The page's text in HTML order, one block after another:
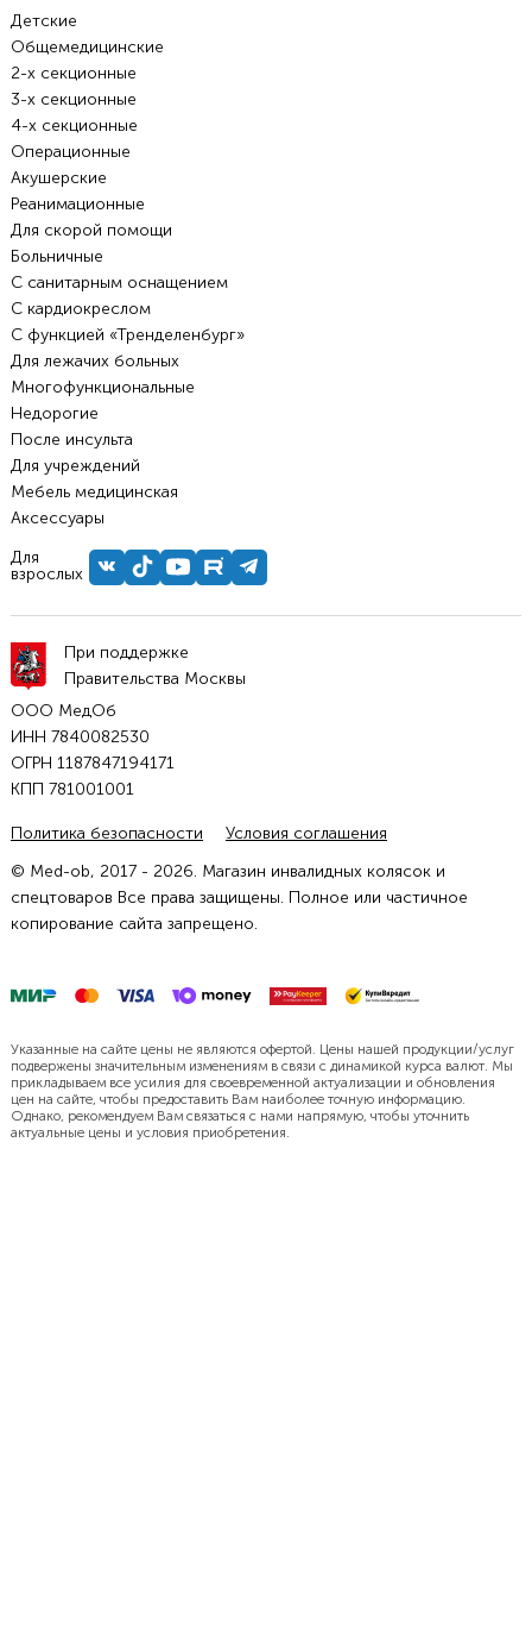
Детские
Общемедицинские
2-х секционные
3-х секционные
4-х секционные
Операционные
Акушерские
Реанимационные
Для скорой помощи
Больничные
С санитарным оснащением
С кардиокреслом
С функцией «Тренделенбург»
Для лежачих больных
Многофункциональные
Недорогие
После инсульта
Для учреждений
Мебель медицинская
Аксессуары
Для
взрослых
При поддержке
Правительства Москвы
ООО МедОб
ИНН 7840082530
ОГРН 1187847194171
КПП 781001001
Политика безопасности
Условия соглашения
© Med-ob, 2017 - 2026. Магазин инвалидных колясок и
спецтоваров Все права защищены. Полное или частичное
копирование сайта запрещено.
Указанные на сайте цены не являются офертой. Цены нашей продукции/услуг
подвержены значительным изменениям в связи с динамикой курса валют. Мы
прикладываем все усилия для своевременной актуализации и обновления
цен на сайте, чтобы предоставить Вам наиболее точную информацию.
Однако, рекомендуем Вам связаться с нами напрямую, чтобы уточнить
актуальные цены и условия приобретения.